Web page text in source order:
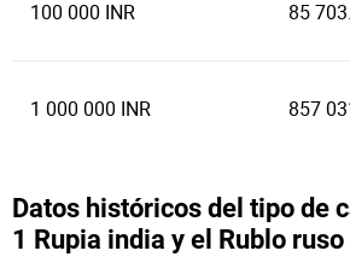
100 000 INR 85
1 000 000 INR 857
Datos históricos del tipo de
1 Rupia india y el Rublo ruso